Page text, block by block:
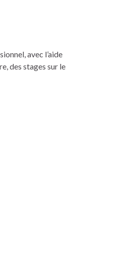
avec l’aide
des stages sur le